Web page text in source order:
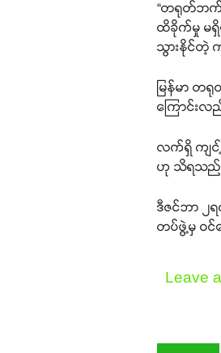
“တရုတ်ဘက်
ထိခိုက်မှု မရှိ
သွားနိုင်တဲ့
မြန်မာ တ
ကြောင်းလ
လက်ရှိ ကျင့်
ဟု သိရသည်
ဒီဇင်ဘာ ၂
တပ်ဖွဲ့မှ ဝင်
Leave